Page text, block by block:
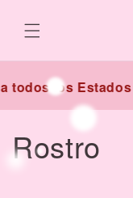
content
todos los Estados
C
o
Rostro